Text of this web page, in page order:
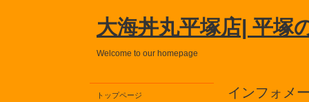
大海丼丸平塚店| 平塚
Welcome to our homepage
インフォメ
トップページ